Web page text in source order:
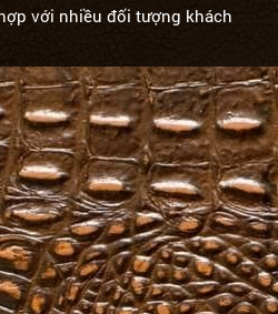
với nhiều đối tượng khách